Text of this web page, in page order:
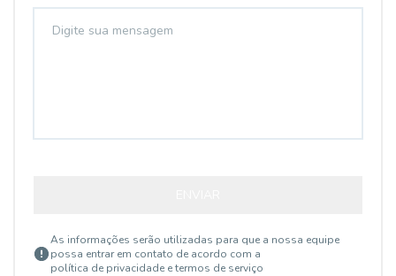
As informações serão utilizadas para que a nossa equipe
possa entrar em contato de acordo com a
política de privacidade e termos de serviço